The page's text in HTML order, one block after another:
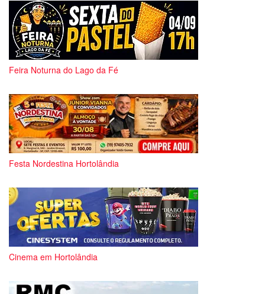
Feira Noturna do Lago da Fé
Festa Nordestina Hortolândia
Cinema em Hortolândia